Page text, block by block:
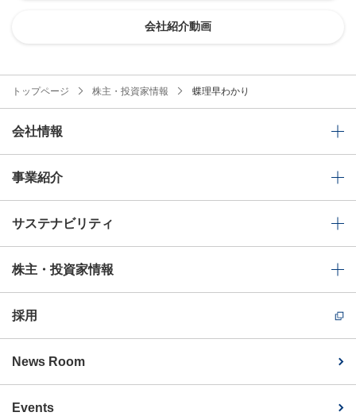
会社紹介動画
トップページ 株主・投資家情報 蝶理早わかり
会社情報
事業紹介
サステナビリティ
株主・投資家情報
採用
News Room
Events